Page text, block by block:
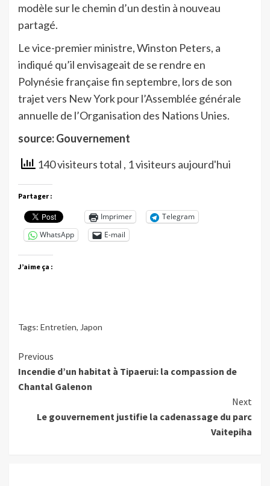
modèle sur le chemin d’un destin à nouveau
partagé.
Le vice-premier ministre, Winston Peters, a
indiqué qu’il envisageait de se rendre en
Polynésie française fin septembre, lors de son
trajet vers New York pour l’Assemblée générale
annuelle de l’Organisation des Nations Unies.
source: Gouvernement
140 visiteurs total , 1 visiteurs aujourd'hui
Partager :
Imprimer
Telegram
WhatsApp
E-mail
J’aime ça :
Tags: Entretien, Japon
Continue
Reading
Previous
Incendie d’un habitat à Tipaerui: la compassion de
Chantal Galenon
Next
Le gouvernement justifie la cadenassage du parc
Vaitepiha